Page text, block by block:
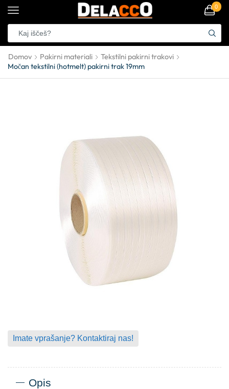
0
Domov Pakirni materiali
Tekstilni pakirni trakovi
Močan tekstilni (hotmelt) pakirni trak 19mm
Imate vprašanje? Kontaktiraj nas!
Opis